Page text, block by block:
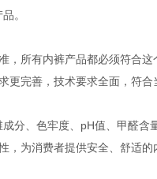
。
所有内裤产品都必须符合
完善，技术要求全面，符合
分、色牢度、pH值、甲醛
为消费者提供安全、舒适的